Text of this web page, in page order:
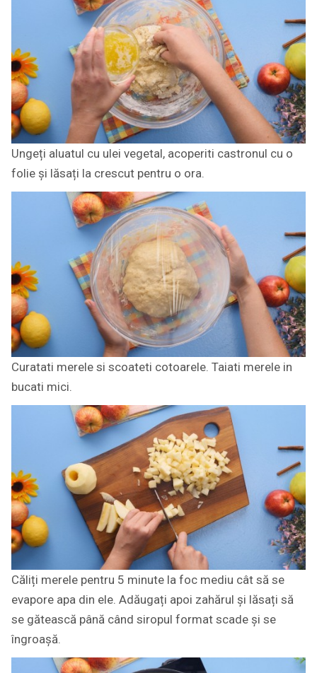
Ungeți aluatul cu ulei vegetal, acoperiti castronul cu o
folie și lăsați la crescut pentru o ora.
Curatati merele si scoateti cotoarele. Taiati merele in
bucati mici.
Căliți merele pentru 5 minute la foc mediu cât să se
evapore apa din ele. Adăugați apoi zahărul și lăsați să
se gătească până când siropul format scade și se
îngroașă.